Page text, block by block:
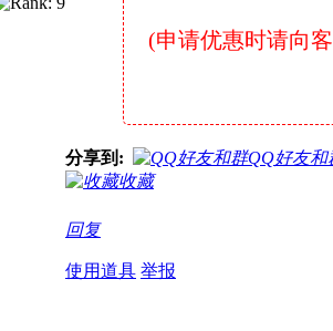
(申请优惠时请向
分享到:
QQ好友和
收藏
回复
使用道具 举报